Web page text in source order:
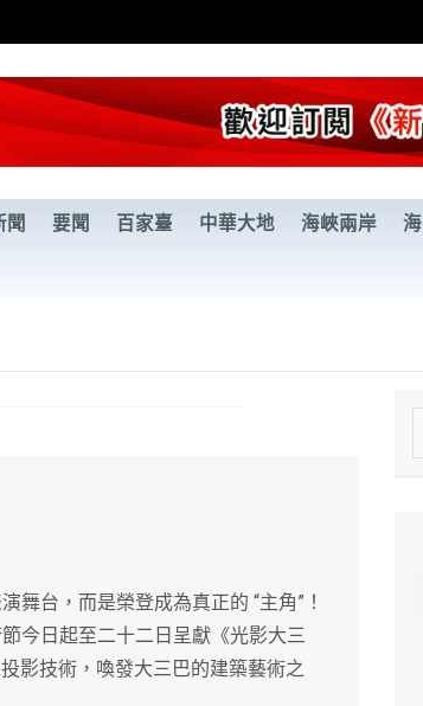
聞 要聞 百家臺 中華大地 海峽兩岸
舞台，而是榮登成為真正的 “主角”！
今日起至二十二日呈獻《光影大三
影技術，喚發大三巴的建築藝術之
e